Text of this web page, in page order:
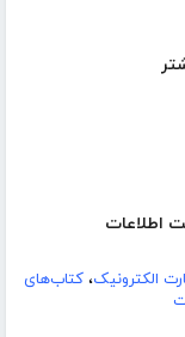
اطلاعات
الکترونیک، کتاب‌های